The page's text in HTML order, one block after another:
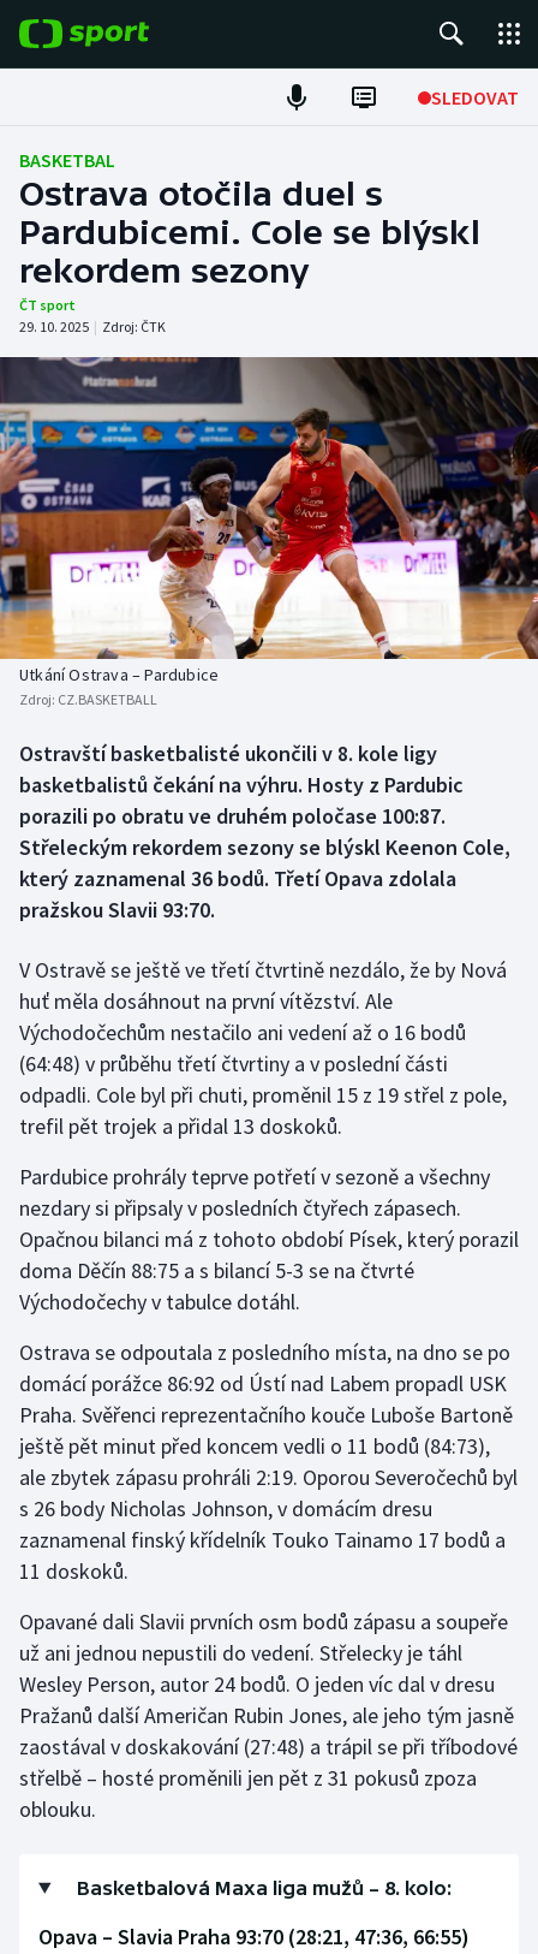
SLEDOVAT
Fotbal
Hokej
Tenis
Atletika
Cyklistika
DALŠÍ SPORTY
Americký fotbal
Baseball a softbal
Basketbal
Biatlon
Box
Curling
Dostihy
Florbal
Golf
Gymnastika
Házená
Jezdectví
Judo
Krasobruslení
Lezení
Lyže a snowboard
Moderní pětiboj
Olympijské hry
Parasport
Plavání
Ragby
Rychlobruslení
NEPŘEHLÉDNĚTE
Soutěže
Historické návraty
Aplikace ČT sport
BASKETBAL
Ostrava otočila duel s
Pardubicemi. Cole se blýskl
rekordem sezony
ČT sport
29. 10. 2025 | Zdroj: ČTK
Utkání Ostrava – Pardubice
Zdroj: CZ.BASKETBALL
Ostravští basketbalisté ukončili v 8. kole ligy
basketbalistů čekání na výhru. Hosty z Pardubic
porazili po obratu ve druhém poločase 100:87.
Střeleckým rekordem sezony se blýskl Keenon Cole,
který zaznamenal 36 bodů. Třetí Opava zdolala
pražskou Slavii 93:70.
V Ostravě se ještě ve třetí čtvrtině nezdálo, že by Nová
huť měla dosáhnout na první vítězství. Ale
Východočechům nestačilo ani vedení až o 16 bodů
(64:48) v průběhu třetí čtvrtiny a v poslední části
odpadli. Cole byl při chuti, proměnil 15 z 19 střel z pole,
trefil pět trojek a přidal 13 doskoků.
Pardubice prohrály teprve potřetí v sezoně a všechny
nezdary si připsaly v posledních čtyřech zápasech.
Opačnou bilanci má z tohoto období Písek, který porazil
doma Děčín 88:75 a s bilancí 5-3 se na čtvrté
Východočechy v tabulce dotáhl.
Ostrava se odpoutala z posledního místa, na dno se po
domácí porážce 86:92 od Ústí nad Labem propadl USK
Praha. Svěřenci reprezentačního kouče Luboše Bartoně
ještě pět minut před koncem vedli o 11 bodů (84:73),
ale zbytek zápasu prohráli 2:19. Oporou Severočechů byl
s 26 body Nicholas Johnson, v domácím dresu
zaznamenal finský křídelník Touko Tainamo 17 bodů a
11 doskoků.
Opavané dali Slavii prvních osm bodů zápasu a soupeře
už ani jednou nepustili do vedení. Střelecky je táhl
Wesley Person, autor 24 bodů. O jeden víc dal v dresu
Pražanů další Američan Rubin Jones, ale jeho tým jasně
zaostával v doskakování (27:48) a trápil se při tříbodové
střelbě – hosté proměnili jen pět z 31 pokusů zpoza
oblouku.
Basketbalová Maxa liga mužů – 8. kolo:
Opava – Slavia Praha 93:70 (28:21, 47:36, 66:55)